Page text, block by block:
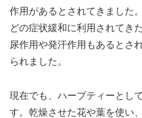
作用があるとされてきました
どの症状緩和に利用されてき
尿作用や発汗作用もあるとさ
られました。
現在でも、ハーブティーとし
す。乾燥させた花や葉を使い